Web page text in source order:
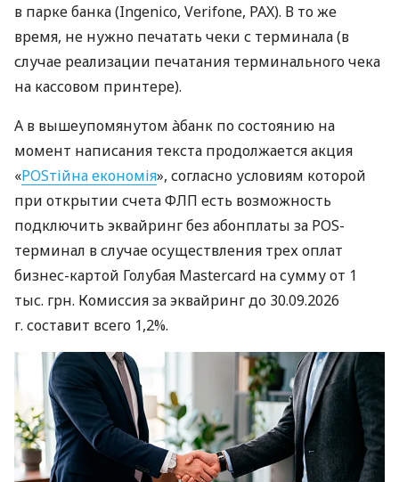
в парке банка (Ingenico, Verifone, PAX). В то же
время, не нужно печатать чеки с терминала (в
случае реализации печатания терминального чека
на кассовом принтере).
А в вышеупомянутом àбанк по состоянию на
момент написания текста продолжается акция
«POSтійна економія», согласно условиям которой
при открытии счета ФЛП есть возможность
подключить эквайринг без абонплаты за POS-
терминал в случае осуществления трех оплат
бизнес-картой Голубая Mastercard на сумму от 1
тыс. грн. Комиссия за эквайринг до 30.09.2026
г. составит всего 1,2%.